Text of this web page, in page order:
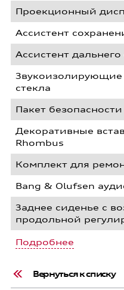
Проекционный
Ассистент
Ассистент дальнего
стекла
Пакет безопасности
Декоративные
Rhombus
Комплект для
Bang & Olufsen
Заднее сиденье с
продольной
Подробнее
Вернуться к списку